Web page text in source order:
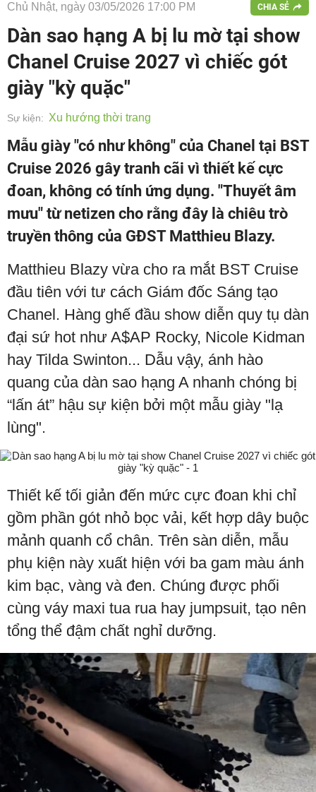
Chủ Nhật, ngày 03/05/2026 17:00 PM CHIA SẺ
Dàn sao hạng A bị lu mờ tại show
Chanel Cruise 2027 vì chiếc gót
giày "kỳ quặc"
Sự kiện: Xu hướng thời trang
Mẫu giày "có như không" của Chanel tại BST
Cruise 2026 gây tranh cãi vì thiết kế cực
đoan, không có tính ứng dụng. "Thuyết âm
mưu" từ netizen cho rằng đây là chiêu trò
truyền thông của GĐST Matthieu Blazy.
Matthieu Blazy vừa cho ra mắt BST Cruise
đầu tiên với tư cách Giám đốc Sáng tạo
Chanel. Hàng ghế đầu show diễn quy tụ dàn
đại sứ hot như A$AP Rocky, Nicole Kidman
hay Tilda Swinton... Dẫu vậy, ánh hào
quang của dàn sao hạng A nhanh chóng bị
“lấn át” hậu sự kiện bởi một mẫu giày "lạ
lùng".
Thiết kế tối giản đến mức cực đoan khi chỉ
gồm phần gót nhỏ bọc vải, kết hợp dây buộc
mảnh quanh cổ chân. Trên sàn diễn, mẫu
phụ kiện này xuất hiện với ba gam màu ánh
kim bạc, vàng và đen. Chúng được phối
cùng váy maxi tua rua hay jumpsuit, tạo nên
tổng thể đậm chất nghỉ dưỡng.